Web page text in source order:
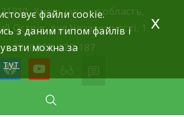
Хмельницька область,
Острів, вул.Незалежності, 1.
+38 (0382) 622-187
youtube
файли cookie.
з даним типом файлів і
можна за
тут
x